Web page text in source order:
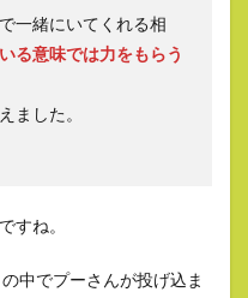
一緒にいてくれる相
る意味では力をもらう
ました。
すね。
中でプーさんが投げ込ま